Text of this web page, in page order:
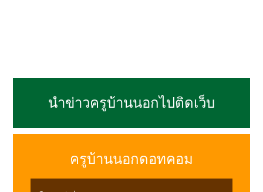
นำข่าวครูบ้านนอกไปติดเว็บ
ครูบ้านนอกดอทคอม